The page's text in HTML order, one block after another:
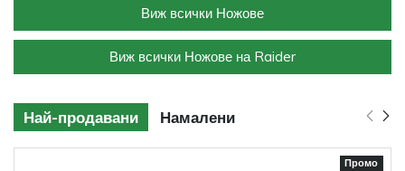
Виж всички Ножове
Виж всички Ножове на Raider
Най-продавани Намалени
Промо